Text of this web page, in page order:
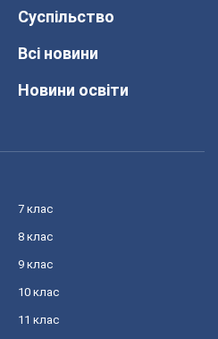
Суспільство
Всі новини
Новини освіти
7 клас
8 клас
9 клас
10 клас
11 клас